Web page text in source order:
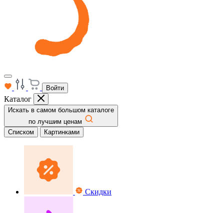
Войти
Каталог
Искать в самом большом каталоге
по лучшим ценам
Списком
Картинками
Скидки